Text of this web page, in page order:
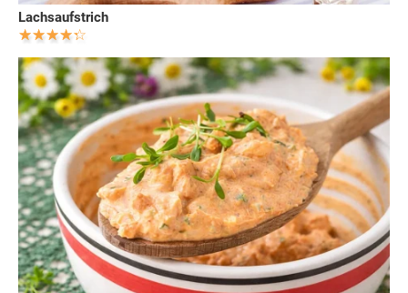
Lachsaufstrich